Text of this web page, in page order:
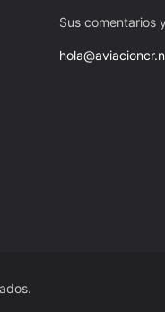
Sus comentarios